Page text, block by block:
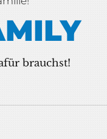
brauchst!